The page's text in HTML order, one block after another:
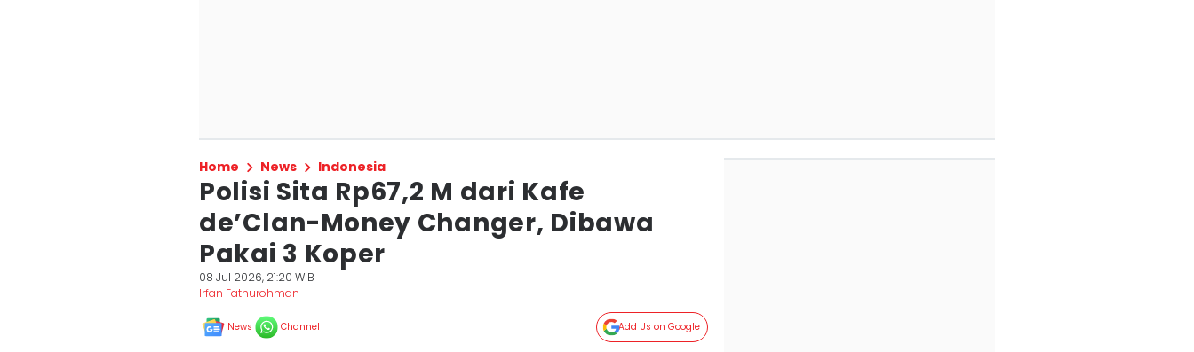
Home News Indonesia
Polisi Sita Rp67,2 M dari Kafe
de’Clan-Money Changer, Dibawa
Pakai 3 Koper
08 Jul 2026, 21:20 WIB
Irfan Fathurohman
News Channel Add Us on Google